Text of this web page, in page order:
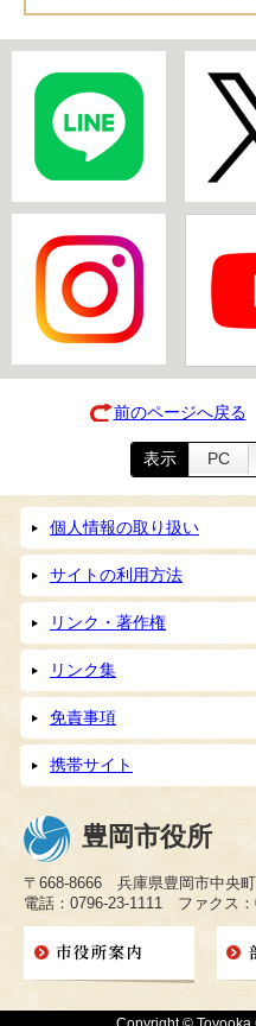
前のページへ戻る
表示 PC
個人情報の取り扱い
サイトの利用方法
リンク・著作権
リンク集
免責事項
携帯サイト
豊岡市役所
〒668-8666 兵庫県豊岡市中央
電話：0796-23-1111 ファクス：